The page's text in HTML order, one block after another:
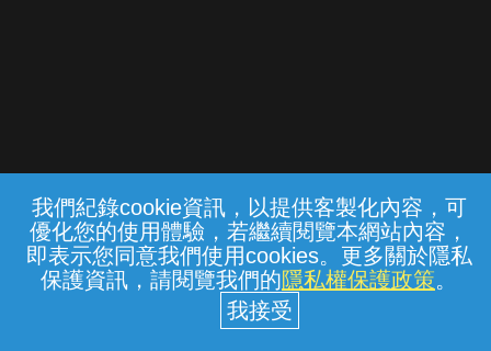
我們紀錄cookie資訊，以提供客製化內容，可
優化您的使用體驗，若繼續閱覽本網站內容，
即表示您同意我們使用cookies。更多關於隱私
保護資訊，請閱覽我們的隱私權保護政策。
常見問題 線上客服 服務條款 隱私權保護
中華電信股份有限公司個人家庭分公司
(統一編號：96979949) © 2026
{{notifyMsg}}